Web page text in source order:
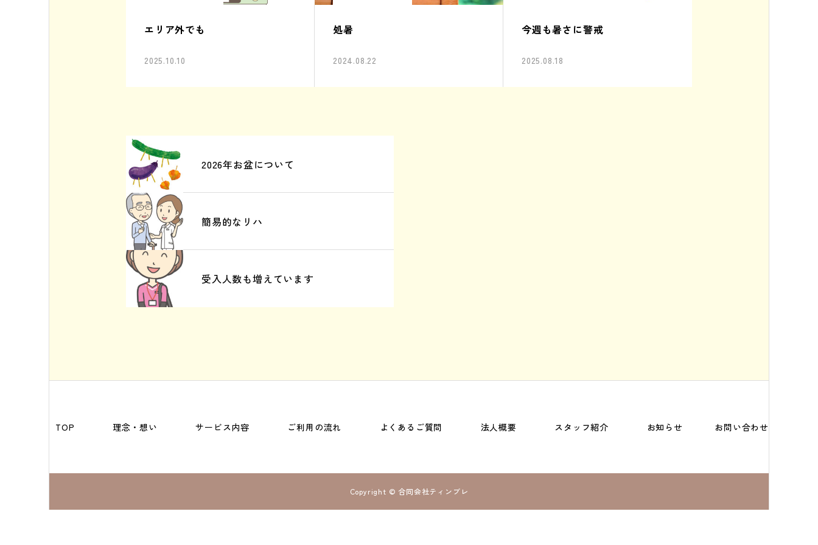
エリア外でも
2025.10.10
処暑
2024.08.22
今週も暑さに警戒
2025.08.18
2026年お盆について
簡易的なリハ
受入人数も増えています
TOP 理念・想い サービス内容 ご利用の流れ よくあるご質問 法人概要 スタッフ紹介 お知らせ お問い合わせ
Copyright © 合同会社ティンブレ